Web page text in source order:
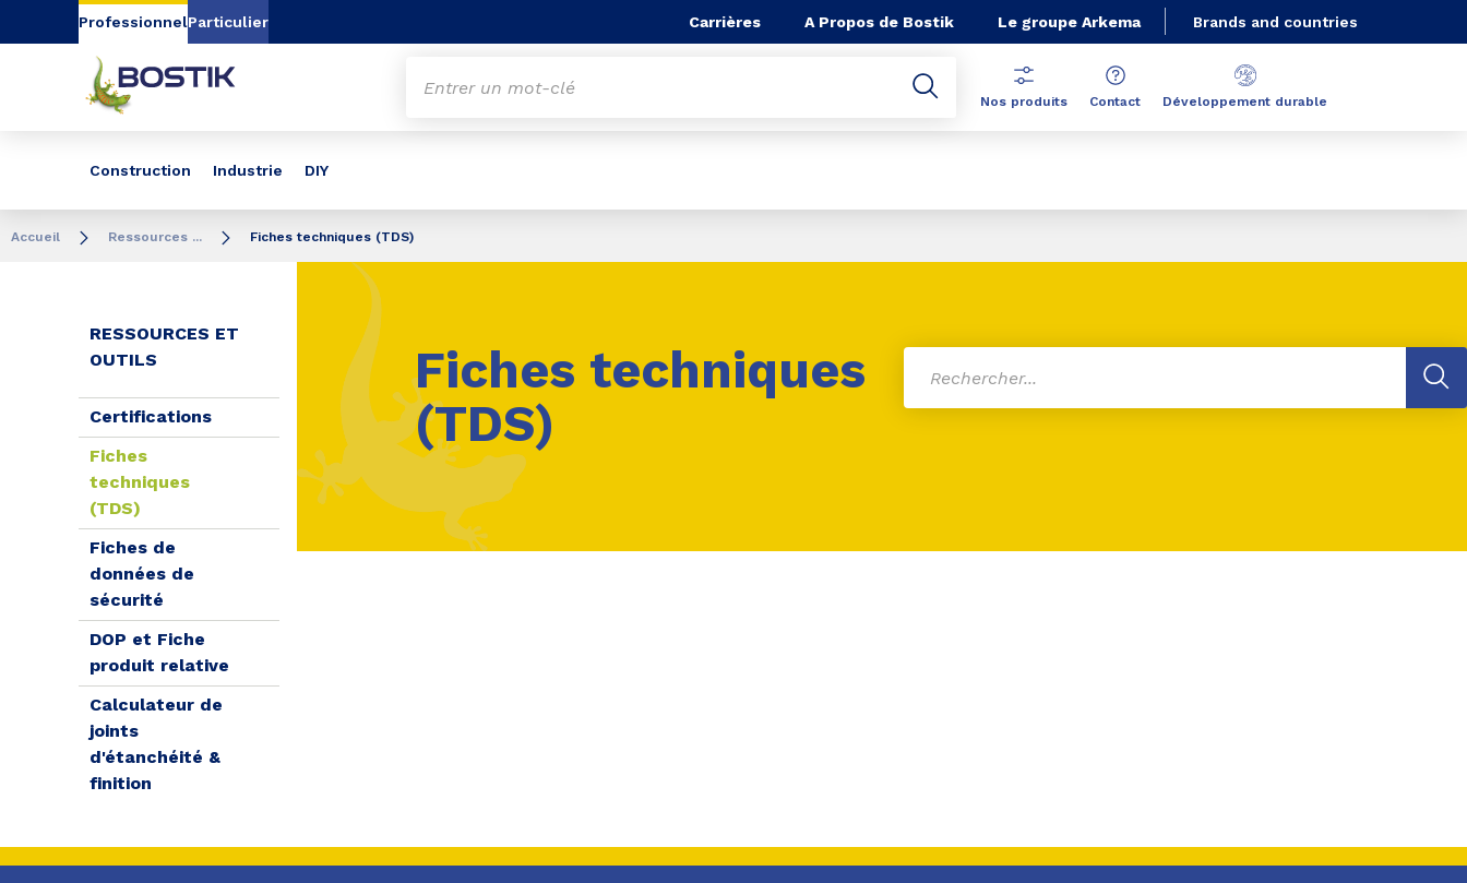
Aller au contenu Aller au menu
ProfessionnelParticulier Carrières A Propos de Bostik Le groupe Arkema Brands and countries
Construction Industrie DIY
Nos produits Contact Développement durable
Accueil Ressources ... Fiches techniques (TDS)
RESSOURCES ET
OUTILS
Certifications
Fiches
techniques
(TDS)
Fiches de
données de
sécurité
DOP et Fiche
produit relative
Calculateur de
joints
d'étanchéité &
finition
Fiches techniques
(TDS)